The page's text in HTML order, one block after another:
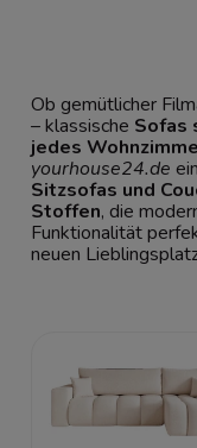
Ob gemütlicher
– klassische Sofas
jedes
yourhouse24.de
Sitzsofas und
Stoffen, die
Funktionalität
neuen